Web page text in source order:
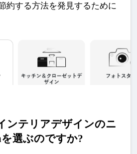
約する方法を発見するために
ンテリアデザインのニ
選ぶのですか?